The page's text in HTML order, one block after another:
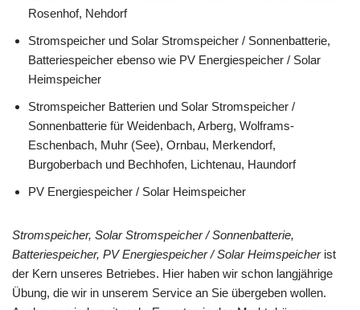
Rosenhof, Nehdorf
Stromspeicher und Solar Stromspeicher / Sonnenbatterie,
Batteriespeicher ebenso wie PV Energiespeicher / Solar
Heimspeicher
Stromspeicher Batterien und Solar Stromspeicher /
Sonnenbatterie für Weidenbach, Arberg, Wolframs-
Eschenbach, Muhr (See), Ornbau, Merkendorf,
Burgoberbach und Bechhofen, Lichtenau, Haundorf
PV Energiespeicher / Solar Heimspeicher
Stromspeicher, Solar Stromspeicher / Sonnenbatterie,
Batteriespeicher, PV Energiespeicher / Solar Heimspeicherist
der Kern unseres Betriebes. Hier haben wir schon langjährige
Übung, die wir in unserem Service an Sie übergeben wollen.